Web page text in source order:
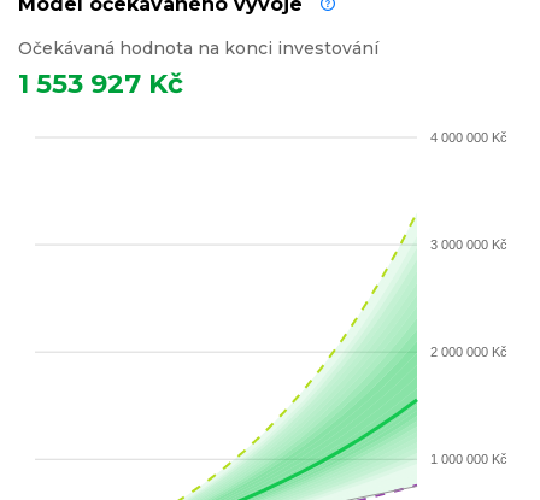
Očekávaná hodnota na konci investování
1 553 927 Kč
4 000 000 Kč
3 000 000 Kč
2 000 000 Kč
1 000 000 Kč